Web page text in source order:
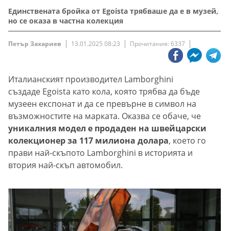
Единствената бройка от Egoista трябваше да е в музей,
но се оказа в частна колекция
Петър Захариев 13.01.2025 08:23 Прочитания: 6337
Италианският производител Lamborghini
създаде Egoista като кола, която трябва да бъде
музеен експонат и да се превърне в символ на
възможностите на марката. Оказва се обаче, че
уникалния модел е продаден на швейцарски
колекционер за 117 милиона долара, което го
прави най-скъпото Lamborghini в историята и
втория най-скъп автомобил.